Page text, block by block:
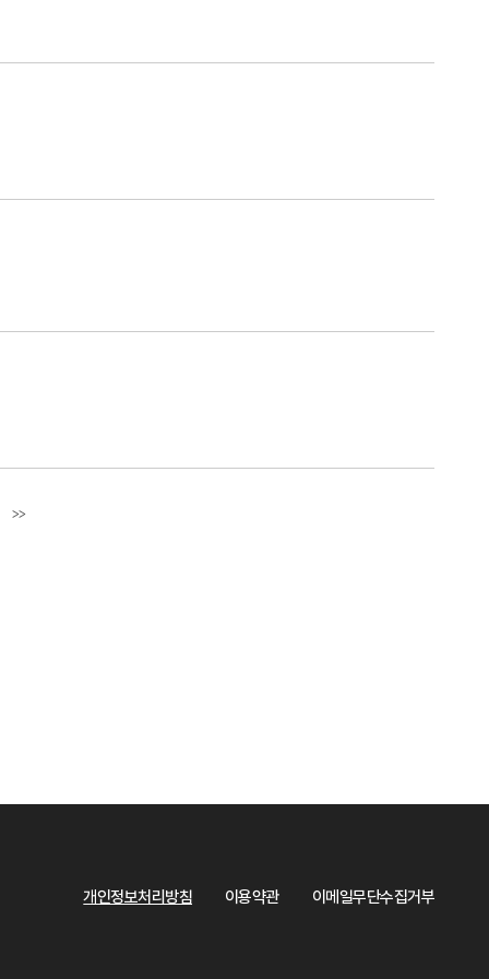
이지
>>마지막페이지
개인정보처리방침 이용약관 이메일무단수집거부